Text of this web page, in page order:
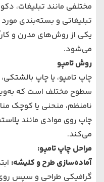
مختلفی مانند تبلیغات،
تبلیغاتی و بسته‌بندی
یکی از روش‌های مدرن و
می‌شود.
روش تامپو
چاپ تامپو، یا چاپ
سطوح مختلف است که
نامنظم، منحنی یا کوچک
چاپ روی موادی مانند
می‌کند.
مراحل چاپ تامپو:
آماده‌سازی طرح و کلیشه:
گرافیکی طراحی و سپس